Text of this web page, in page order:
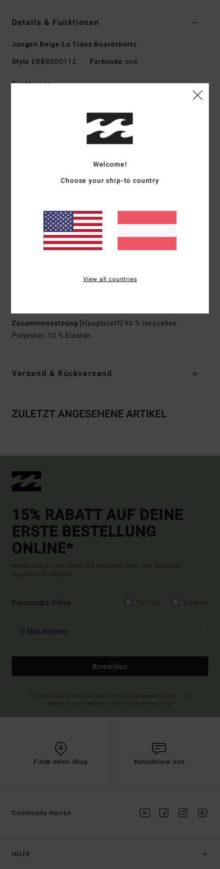
Details & Funktionen
Jungen Beige Lo Tides Boardshorts
Style EBBBS00112 Farbcode snd
Funktionen
recyceltem Polyester und 10 % Elastan
Ein Hochperformance-Stoff, der aus recycelten PET-
Plastikflaschen hergestellt wird
Beschichtung: Wasserabweisende Micro-Repel-
Beschichtung für wenig Gewicht und einen
Taille:Kordelzug am Bund
Verschluss:Durchgehender Kordelzug in der Taille für die
ideale Passform
Außennaht:15" Außennaht, kurze Länge
Aufgesetzte Gesäßtasche
Zusammensetzung [Hauptstoff] 90 % recyceltes
Polyester, 10 % Elastan
Versand & Rückversand
ZULETZT ANGESEHENE ARTIKEL
15% RABATT AUF DEINE
ERSTE BESTELLUNG
ONLINE*
Melde dich an, um immer die neuesten News und exklusive
Angebote zu erhalten.
Bevorzugte Styles
Anmelden
Finde einen Shop Kontaktiere Uns
HILFE
Community Herren
Welcome!
Choose your ship-to country
View all countries